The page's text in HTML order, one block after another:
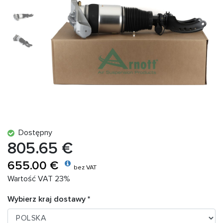
Dostępny
805.65 €
655.00 € bez VAT
Wartość VAT 23%
Wybierz kraj dostawy *